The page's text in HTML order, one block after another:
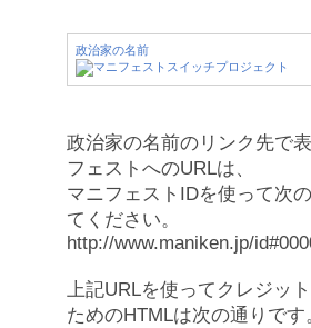
政治家の名前
政治家の名前のリンク先で
フェストへのURLは、
マニフェストIDを使って次
てください。
http://www.maniken.jp/
上記URLを使ってクレジッ
ためのHTMLは次の通りです